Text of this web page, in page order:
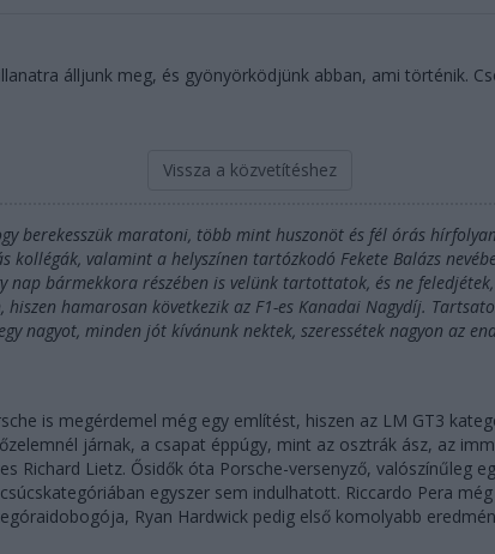
álljunk meg, és gyönyörködjünk abban, ami történik.
Vissza a közvetítéshez
berekesszük maratoni, több mint huszonöt és fél órás
kollégák, valamint a helyszínen tartózkodó Fekete Balázs
nap bármekkora részében is velünk tartottatok, és ne
hiszen hamarosan következik az F1-es Kanadai Nagydíj.
nagyot, minden jót kívánunk nektek, szeressétek nagyon az
is megérdemel még egy említést, hiszen az LM GT3
járnak, a csapat éppúgy, mint az osztrák ász, az
Richard Lietz. Ősidők óta Porsche-versenyző, valószínűleg
egyszer sem indulhatott. Riccardo Pera
Ryan Hardwick pedig első komolyabb